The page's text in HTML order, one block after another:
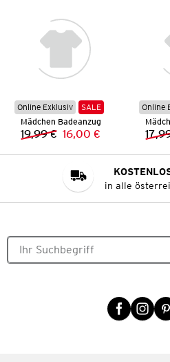
Online Exklusiv
SALE
Mädchen Badeanzug
Vorheriger Preis:
19,99 € Neuer Preis:
16,00 €
Online
in alle